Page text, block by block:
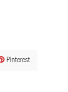
Pinterest